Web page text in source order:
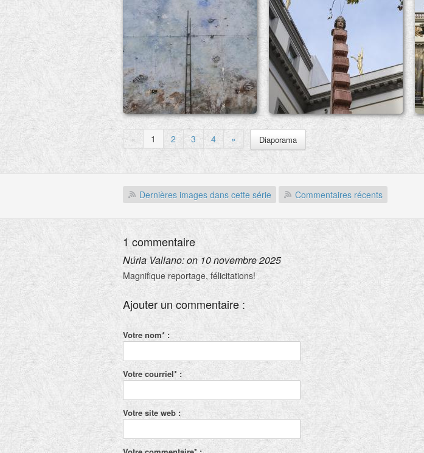
« 1 2 3 4 » Diaporama
Dernières images dans cette série Commentaires récents
1 commentaire
Núria Vallano: on 10 novembre 2025
Magnifique reportage, félicitations!
Ajouter un commentaire :
Votre nom* :
Votre courriel* :
Votre site web :